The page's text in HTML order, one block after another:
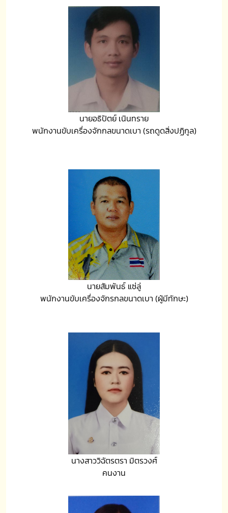
นายอธิปัตย์ เนินทราย
พนักงานขับเครื่องจักกลขนาดเบา (รถดูดสิ่งปฏิกูล)
นายสัมพันธ์ แซ่ลู่
พนักงานขับเครื่องจักรกลขนาดเบา (ผู้มีทักษะ)
นางสาววิฉัตรตรา มิตรวงศ์
คนงาน